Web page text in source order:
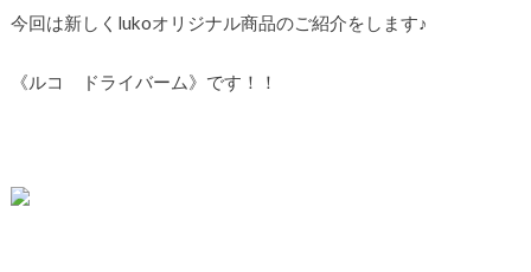
今回は新しくlukoオリジナル商品のご紹介をします♪
《ルコ ドライバーム》です！！